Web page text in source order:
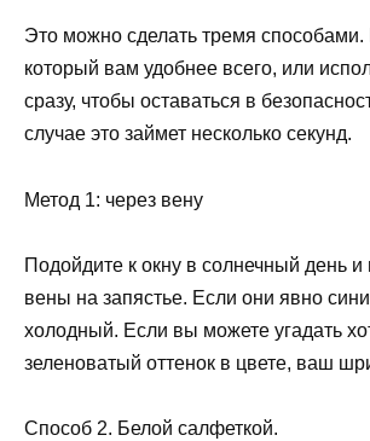
Это можно сделать тремя способами.
который вам удобнее всего, или
сразу, чтобы оставаться в
случае это займет несколько секунд.
Метод 1: через вену
Подойдите к окну в солнечный день и
вены на запястье. Если они явно
холодный. Если вы можете угадать
зеленоватый оттенок в цвете, ваш
Способ 2. Белой салфеткой.